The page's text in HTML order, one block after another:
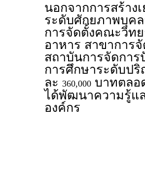
นอกจากการสร้า
ระดับศักยภาพบุค
การจัดตั้งคณะวิท
อาหาร สาขาการ
สถาบันการจัดกา
การศึกษาระดับป
ละ 360,000 บาทตลอ
ได้พัฒนาความรู้แ
องค์กร